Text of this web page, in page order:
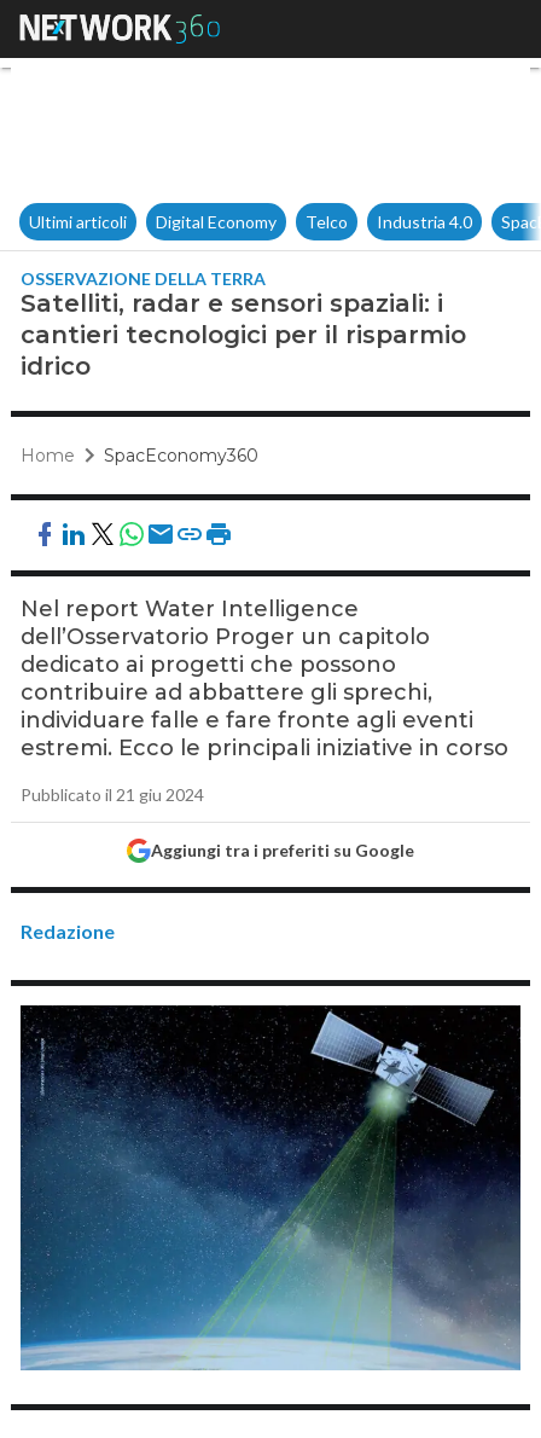
Satelliti, radar e sensori
Ultimi articoli Digital Economy Telco Industria 4.0
OSSERVAZIONE DELLA TERRA
Satelliti, radar e sensori spaziali: i
cantieri tecnologici per il risparmio
idrico
Home SpacEconomy360
Nel report Water Intelligence
dell’Osservatorio Proger un capitolo
dedicato ai progetti che possono
contribuire ad abbattere gli sprechi,
individuare falle e fare fronte agli eventi
estremi. Ecco le principali iniziative in corso
Pubblicato il 21 giu 2024
Aggiungi tra i preferiti su Google
Redazione